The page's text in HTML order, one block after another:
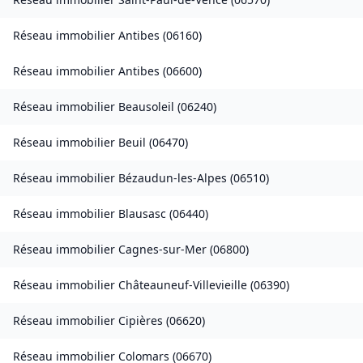
Réseau immobilier Antibes (06160)
Réseau immobilier Antibes (06600)
Réseau immobilier Beausoleil (06240)
Réseau immobilier Beuil (06470)
Réseau immobilier Bézaudun-les-Alpes (06510)
Réseau immobilier Blausasc (06440)
Réseau immobilier Cagnes-sur-Mer (06800)
Réseau immobilier Châteauneuf-Villevieille (06390)
Réseau immobilier Cipières (06620)
Réseau immobilier Colomars (06670)